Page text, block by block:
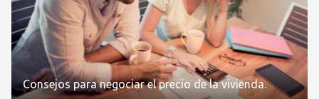
Consejos para negociar el precio de la vivienda.